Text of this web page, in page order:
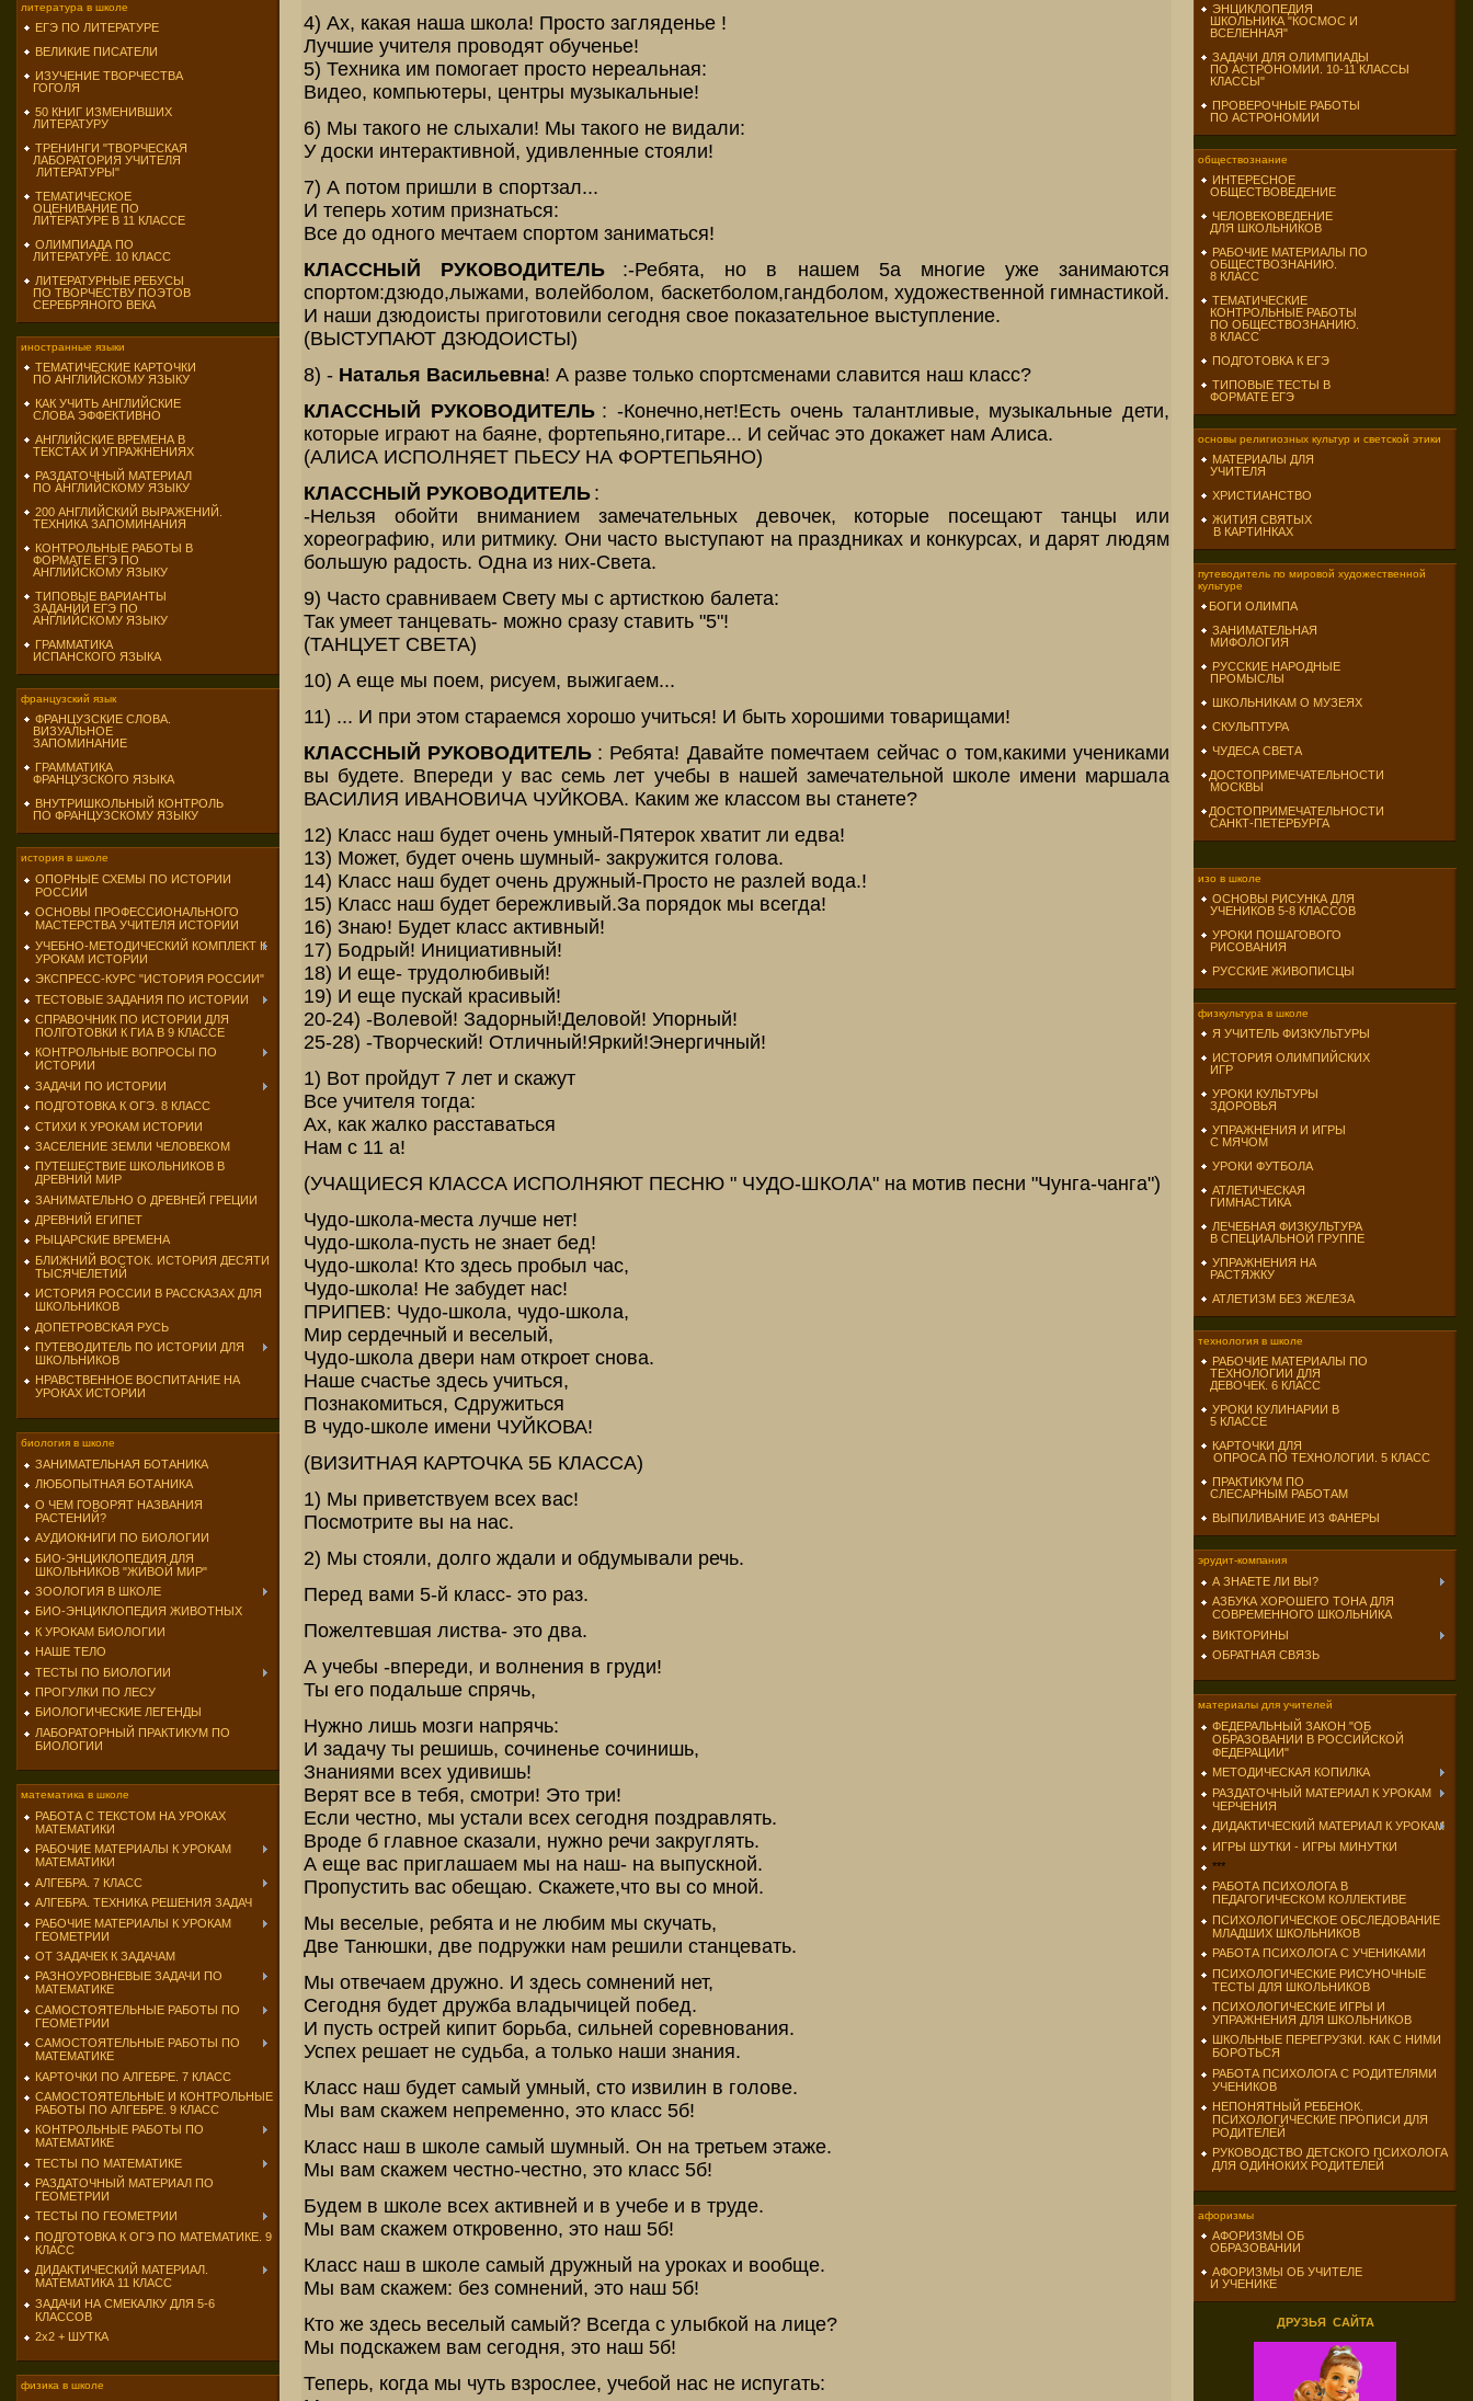
литература в школе
ЕГЭ ПО ЛИТЕРАТУРЕ
ВЕЛИКИЕ ПИСАТЕЛИ
ИЗУЧЕНИЕ ТВОРЧЕСТВА
ГОГОЛЯ
50 КНИГ ИЗМЕНИВШИХ
ЛИТЕРАТУРУ
ТРЕНИНГИ "ТВОРЧЕСКАЯ
ЛАБОРАТОРИЯ УЧИТЕЛЯ
ЛИТЕРАТУРЫ"
ТЕМАТИЧЕСКОЕ
ОЦЕНИВАНИЕ ПО
ЛИТЕРАТУРЕ В 11 КЛАССЕ
ОЛИМПИАДА ПО
ЛИТЕРАТУРЕ. 10 КЛАСС
ЛИТЕРАТУРНЫЕ РЕБУСЫ
ПО ТВОРЧЕСТВУ ПОЭТОВ
СЕРЕБРЯНОГО ВЕКА
иностранные языки
ТЕМАТИЧЕСКИЕ КАРТОЧКИ
ПО АНГЛИЙСКОМУ ЯЗЫКУ
КАК УЧИТЬ АНГЛИЙСКИЕ
СЛОВА ЭФФЕКТИВНО
АНГЛИЙСКИЕ ВРЕМЕНА В
ТЕКСТАХ И УПРАЖНЕНИЯХ
РАЗДАТОЧНЫЙ МАТЕРИАЛ
ПО АНГЛИЙСКОМУ ЯЗЫКУ
200 АНГЛИЙСКИЙ ВЫРАЖЕНИЙ.
ТЕХНИКА ЗАПОМИНАНИЯ
КОНТРОЛЬНЫЕ РАБОТЫ В
ФОРМАТЕ ЕГЭ ПО
АНГЛИЙСКОМУ ЯЗЫКУ
ТИПОВЫЕ ВАРИАНТЫ
ЗАДАНИЙ ЕГЭ ПО
АНГЛИЙСКОМУ ЯЗЫКУ
ГРАММАТИКА
ИСПАНСКОГО ЯЗЫКА
французский язык
ФРАНЦУЗСКИЕ СЛОВА.
ВИЗУАЛЬНОЕ
ЗАПОМИНАНИЕ
ГРАММАТИКА
ФРАНЦУЗСКОГО ЯЗЫКА
ВНУТРИШКОЛЬНЫЙ КОНТРОЛЬ
ПО ФРАНЦУЗСКОМУ ЯЗЫКУ
история в школе
ОПОРНЫЕ СХЕМЫ ПО ИСТОРИИ
РОССИИ
ОСНОВЫ ПРОФЕССИОНАЛЬНОГО
МАСТЕРСТВА УЧИТЕЛЯ ИСТОРИИ
УЧЕБНО-МЕТОДИЧЕСКИЙ КОМПЛЕКТ К
УРОКАМ ИСТОРИИ
ЭКСПРЕСС-КУРС "ИСТОРИЯ РОССИИ"
ТЕСТОВЫЕ ЗАДАНИЯ ПО ИСТОРИИ
СПРАВОЧНИК ПО ИСТОРИИ ДЛЯ
ПОЛГОТОВКИ К ГИА В 9 КЛАССЕ
КОНТРОЛЬНЫЕ ВОПРОСЫ ПО
ИСТОРИИ
ЗАДАЧИ ПО ИСТОРИИ
ПОДГОТОВКА К ОГЭ. 8 КЛАСС
СТИХИ К УРОКАМ ИСТОРИИ
ЗАСЕЛЕНИЕ ЗЕМЛИ ЧЕЛОВЕКОМ
ПУТЕШЕСТВИЕ ШКОЛЬНИКОВ В
ДРЕВНИЙ МИР
ЗАНИМАТЕЛЬНО О ДРЕВНЕЙ ГРЕЦИИ
ДРЕВНИЙ ЕГИПЕТ
РЫЦАРСКИЕ ВРЕМЕНА
БЛИЖНИЙ ВОСТОК. ИСТОРИЯ ДЕСЯТИ
ТЫСЯЧЕЛЕТИЙ
ИСТОРИЯ РОССИИ В РАССКАЗАХ ДЛЯ
ШКОЛЬНИКОВ
ДОПЕТРОВСКАЯ РУСЬ
ПУТЕВОДИТЕЛЬ ПО ИСТОРИИ ДЛЯ
ШКОЛЬНИКОВ
НРАВСТВЕННОЕ ВОСПИТАНИЕ НА
УРОКАХ ИСТОРИИ
биология в школе
ЗАНИМАТЕЛЬНАЯ БОТАНИКА
ЛЮБОПЫТНАЯ БОТАНИКА
О ЧЕМ ГОВОРЯТ НАЗВАНИЯ
РАСТЕНИЙ?
АУДИОКНИГИ ПО БИОЛОГИИ
БИО-ЭНЦИКЛОПЕДИЯ ДЛЯ
ШКОЛЬНИКОВ "ЖИВОЙ МИР"
ЗООЛОГИЯ В ШКОЛЕ
БИО-ЭНЦИКЛОПЕДИЯ ЖИВОТНЫХ
К УРОКАМ БИОЛОГИИ
НАШЕ ТЕЛО
ТЕСТЫ ПО БИОЛОГИИ
ПРОГУЛКИ ПО ЛЕСУ
БИОЛОГИЧЕСКИЕ ЛЕГЕНДЫ
ЛАБОРАТОРНЫЙ ПРАКТИКУМ ПО
БИОЛОГИИ
математика в школе
РАБОТА С ТЕКСТОМ НА УРОКАХ
МАТЕМАТИКИ
РАБОЧИЕ МАТЕРИАЛЫ К УРОКАМ
МАТЕМАТИКИ
АЛГЕБРА. 7 КЛАСС
АЛГЕБРА. ТЕХНИКА РЕШЕНИЯ ЗАДАЧ
РАБОЧИЕ МАТЕРИАЛЫ К УРОКАМ
ГЕОМЕТРИИ
ОТ ЗАДАЧЕК К ЗАДАЧАМ
РАЗНОУРОВНЕВЫЕ ЗАДАЧИ ПО
МАТЕМАТИКЕ
САМОСТОЯТЕЛЬНЫЕ РАБОТЫ ПО
ГЕОМЕТРИИ
САМОСТОЯТЕЛЬНЫЕ РАБОТЫ ПО
МАТЕМАТИКЕ
КАРТОЧКИ ПО АЛГЕБРЕ. 7 КЛАСС
САМОСТОЯТЕЛЬНЫЕ И КОНТРОЛЬНЫЕ
РАБОТЫ ПО АЛГЕБРЕ. 9 КЛАСС
КОНТРОЛЬНЫЕ РАБОТЫ ПО
МАТЕМАТИКЕ
ТЕСТЫ ПО МАТЕМАТИКЕ
РАЗДАТОЧНЫЙ МАТЕРИАЛ ПО
ГЕОМЕТРИИ
ТЕСТЫ ПО ГЕОМЕТРИИ
ПОДГОТОВКА К ОГЭ ПО МАТЕМАТИКЕ. 9
КЛАСС
ДИДАКТИЧЕСКИЙ МАТЕРИАЛ.
МАТЕМАТИКА 11 КЛАСС
ЗАДАЧИ НА СМЕКАЛКУ ДЛЯ 5-6
КЛАССОВ
2х2 + ШУТКА
физика в школе
4) Ах, какая наша школа! Просто загляденье !
Лучшие учителя проводят обученье!
5) Техника им помогает просто нереальная:
Видео, компьютеры, центры музыкальные!
6) Мы такого не слыхали! Мы такого не видали:
У доски интерактивной, удивленные стояли!
7) А потом пришли в спортзал...
И теперь хотим признаться:
Все до одного мечтаем спортом заниматься!
КЛАССНЫЙ РУКОВОДИТЕЛЬ
:-Ребята, но в нашем 5а многие уже занимаются
спортом:дзюдо,лыжами, волейболом, баскетболом,гандболом, художественной гимнастикой.
И наши дзюдоисты приготовили сегодня свое показательное выступление.
(ВЫСТУПАЮТ ДЗЮДОИСТЫ)
8) - Наталья Васильевна! А разве только спортсменами славится наш класс?
КЛАССНЫЙ РУКОВОДИТЕЛЬ : -Конечно,нет!Есть очень талантливые, музыкальные дети,
которые играют на баяне, фортепьяно,гитаре... И сейчас это докажет нам Алиса.
(АЛИСА ИСПОЛНЯЕТ ПЬЕСУ НА ФОРТЕПЬЯНО)
КЛАССНЫЙ РУКОВОДИТЕЛЬ :
-Нельзя обойти вниманием замечательных девочек, которые посещают танцы или
хореографию, или ритмику. Они часто выступают на праздниках и конкурсах, и дарят людям
большую радость. Одна из них-Света.
9) Часто сравниваем Свету мы с артисткою балета:
Так умеет танцевать- можно сразу ставить "5"!
(ТАНЦУЕТ СВЕТА)
10) А еще мы поем, рисуем, выжигаем...
11) ... И при этом стараемся хорошо учиться! И быть хорошими товарищами!
КЛАССНЫЙ РУКОВОДИТЕЛЬ : Ребята! Давайте помечтаем сейчас о том,какими учениками
вы будете. Впереди у вас семь лет учебы в нашей замечательной школе имени маршала
ВАСИЛИЯ ИВАНОВИЧА ЧУЙКОВА. Каким же классом вы станете?
12) Класс наш будет очень умный-Пятерок хватит ли едва!
13) Может, будет очень шумный- закружится голова.
14) Класс наш будет очень дружный-Просто не разлей вода.!
15) Класс наш будет бережливый.За порядок мы всегда!
16) Знаю! Будет класс активный!
17) Бодрый! Инициативный!
18) И еще- трудолюбивый!
19) И еще пускай красивый!
20-24) -Волевой! Задорный!Деловой! Упорный!
25-28) -Творческий! Отличный!Яркий!Энергичный!
1) Вот пройдут 7 лет и скажут
Все учителя тогда:
Ах, как жалко расставаться
Нам с 11 а!
(УЧАЩИЕСЯ КЛАССА ИСПОЛНЯЮТ ПЕСНЮ " ЧУДО-ШКОЛА" на мотив песни "Чунга-чанга")
Чудо-школа-места лучше нет!
Чудо-школа-пусть не знает бед!
Чудо-школа! Кто здесь пробыл час,
Чудо-школа! Не забудет нас!
ПРИПЕВ: Чудо-школа, чудо-школа,
Мир сердечный и веселый,
Чудо-школа двери нам откроет снова.
Наше счастье здесь учиться,
Познакомиться, Сдружиться
В чудо-школе имени ЧУЙКОВА!
(ВИЗИТНАЯ КАРТОЧКА 5Б КЛАССА)
1) Мы приветствуем всех вас!
Посмотрите вы на нас.
2) Мы стояли, долго ждали и обдумывали речь.
Перед вами 5-й класс- это раз.
Пожелтевшая листва- это два.
А учебы -впереди, и волнения в груди!
Ты его подальше спрячь,
Нужно лишь мозги напрячь:
И задачу ты решишь, сочиненье сочинишь,
Знаниями всех удивишь!
Верят все в тебя, смотри! Это три!
Если честно, мы устали всех сегодня поздравлять.
Вроде б главное сказали, нужно речи закруглять.
А еще вас приглашаем мы на наш- на выпускной.
Пропустить вас обещаю. Скажете,что вы со мной.
Мы веселые, ребята и не любим мы скучать,
Две Танюшки, две подружки нам решили станцевать.
Мы отвечаем дружно. И здесь сомнений нет,
Сегодня будет дружба владычицей побед.
И пусть острей кипит борьба, сильней соревнования.
Успех решает не судьба, а только наши знания.
Класс наш будет самый умный, сто извилин в голове.
Мы вам скажем непременно, это класс 5б!
Класс наш в школе самый шумный. Он на третьем этаже.
Мы вам скажем честно-честно, это класс 5б!
Будем в школе всех активней и в учебе и в труде.
Мы вам скажем откровенно, это наш 5б!
Класс наш в школе самый дружный на уроках и вообще.
Мы вам скажем: без сомнений, это наш 5б!
Кто же здесь веселый самый? Всегда с улыбкой на лице?
Мы подскажем вам сегодня, это наш 5б!
Теперь, когда мы чуть взрослее, учебой нас не испугать:
ЭНЦИКЛОПЕДИЯ
ШКОЛЬНИКА "КОСМОС И
ВСЕЛЕННАЯ"
ЗАДАЧИ ДЛЯ ОЛИМПИАДЫ
ПО АСТРОНОМИИ. 10-11 КЛАССЫ
КЛАССЫ"
ПРОВЕРОЧНЫЕ РАБОТЫ
ПО АСТРОНОМИИ
обществознание
ИНТЕРЕСНОЕ
ОБЩЕСТВОВЕДЕНИЕ
ЧЕЛОВЕКОВЕДЕНИЕ
ДЛЯ ШКОЛЬНИКОВ
РАБОЧИЕ МАТЕРИАЛЫ ПО
ОБЩЕСТВОЗНАНИЮ.
8 КЛАСС
ТЕМАТИЧЕСКИЕ
КОНТРОЛЬНЫЕ РАБОТЫ
ПО ОБЩЕСТВОЗНАНИЮ.
8 КЛАСС
ПОДГОТОВКА К ЕГЭ
ТИПОВЫЕ ТЕСТЫ В
ФОРМАТЕ ЕГЭ
основы религиозных культур и светской этики
МАТЕРИАЛЫ ДЛЯ
УЧИТЕЛЯ
ХРИСТИАНСТВО
ЖИТИЯ СВЯТЫХ
В КАРТИНКАХ
путеводитель по мировой художественной
культуре
БОГИ ОЛИМПА
ЗАНИМАТЕЛЬНАЯ
МИФОЛОГИЯ
РУССКИЕ НАРОДНЫЕ
ПРОМЫСЛЫ
ШКОЛЬНИКАМ О МУЗЕЯХ
СКУЛЬПТУРА
ЧУДЕСА СВЕТА
ДОСТОПРИМЕЧАТЕЛЬНОСТИ
МОСКВЫ
ДОСТОПРИМЕЧАТЕЛЬНОСТИ
САНКТ-ПЕТЕРБУРГА
изо в школе
ОСНОВЫ РИСУНКА ДЛЯ
УЧЕНИКОВ 5-8 КЛАССОВ
УРОКИ ПОШАГОВОГО
РИСОВАНИЯ
РУССКИЕ ЖИВОПИСЦЫ
физкультура в школе
Я УЧИТЕЛЬ ФИЗКУЛЬТУРЫ
ИСТОРИЯ ОЛИМПИЙСКИХ
ИГР
УРОКИ КУЛЬТУРЫ
ЗДОРОВЬЯ
УПРАЖНЕНИЯ И ИГРЫ
С МЯЧОМ
УРОКИ ФУТБОЛА
АТЛЕТИЧЕСКАЯ
ГИМНАСТИКА
ЛЕЧЕБНАЯ ФИЗКУЛЬТУРА
В СПЕЦИАЛЬНОЙ ГРУППЕ
УПРАЖНЕНИЯ НА
РАСТЯЖКУ
АТЛЕТИЗМ БЕЗ ЖЕЛЕЗА
технология в школе
РАБОЧИЕ МАТЕРИАЛЫ ПО
ТЕХНОЛОГИИ ДЛЯ
ДЕВОЧЕК. 6 КЛАСС
УРОКИ КУЛИНАРИИ В
5 КЛАССЕ
КАРТОЧКИ ДЛЯ
ОПРОСА ПО ТЕХНОЛОГИИ. 5 КЛАСС
ПРАКТИКУМ ПО
СЛЕСАРНЫМ РАБОТАМ
ВЫПИЛИВАНИЕ ИЗ ФАНЕРЫ
эрудит-компания
А ЗНАЕТЕ ЛИ ВЫ?
АЗБУКА ХОРОШЕГО ТОНА ДЛЯ
СОВРЕМЕННОГО ШКОЛЬНИКА
ВИКТОРИНЫ
ОБРАТНАЯ СВЯЗЬ
материалы для учителей
ФЕДЕРАЛЬНЫЙ ЗАКОН "ОБ
ОБРАЗОВАНИИ В РОССИЙСКОЙ
ФЕДЕРАЦИИ"
МЕТОДИЧЕСКАЯ КОПИЛКА
РАЗДАТОЧНЫЙ МАТЕРИАЛ К УРОКАМ
ЧЕРЧЕНИЯ
ДИДАКТИЧЕСКИЙ МАТЕРИАЛ К УРОКАМ
ИГРЫ ШУТКИ - ИГРЫ МИНУТКИ
***
РАБОТА ПСИХОЛОГА В
ПЕДАГОГИЧЕСКОМ КОЛЛЕКТИВЕ
ПСИХОЛОГИЧЕСКОЕ ОБСЛЕДОВАНИЕ
МЛАДШИХ ШКОЛЬНИКОВ
РАБОТА ПСИХОЛОГА С УЧЕНИКАМИ
ПСИХОЛОГИЧЕСКИЕ РИСУНОЧНЫЕ
ТЕСТЫ ДЛЯ ШКОЛЬНИКОВ
ПСИХОЛОГИЧЕСКИЕ ИГРЫ И
УПРАЖНЕНИЯ ДЛЯ ШКОЛЬНИКОВ
ШКОЛЬНЫЕ ПЕРЕГРУЗКИ. КАК С НИМИ
БОРОТЬСЯ
РАБОТА ПСИХОЛОГА С РОДИТЕЛЯМИ
УЧЕНИКОВ
НЕПОНЯТНЫЙ РЕБЕНОК.
ПСИХОЛОГИЧЕСКИЕ ПРОПИСИ ДЛЯ
РОДИТЕЛЕЙ
РУКОВОДСТВО ДЕТСКОГО ПСИХОЛОГА
ДЛЯ ОДИНОКИХ РОДИТЕЛЕЙ
афоризмы
АФОРИЗМЫ ОБ
ОБРАЗОВАНИИ
АФОРИЗМЫ ОБ УЧИТЕЛЕ
И УЧЕНИКЕ
ДРУЗЬЯ САЙТА